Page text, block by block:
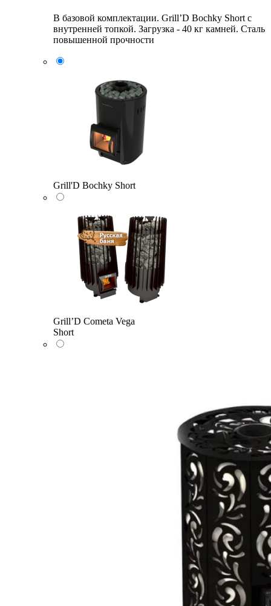
В базовой комплектации. Grill’D Bochky Short с
внутренней топкой. Загрузка - 40 кг камней. Сталь
повышенной прочности
Grill'D Bochky Short
Grill’D Cometa Vega
Short